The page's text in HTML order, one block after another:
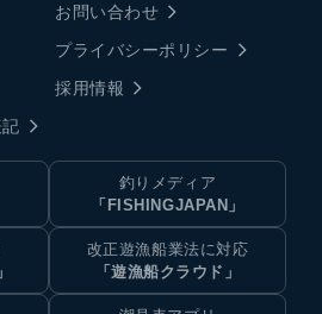
お問い合わせ
プライバシーポリシー
採用情報
釣りメディア
「FISHINGJAPAN」
改正遊漁船業法に対応
「遊漁船クラウド」